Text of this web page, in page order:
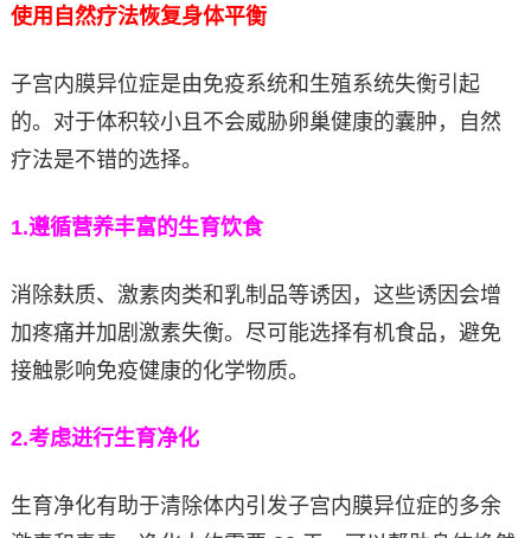
使用自然疗法恢复身体平衡
子宫内膜异位症是由免疫系统和生殖系统失衡引起
的。对于体积较小且不会威胁卵巢健康的囊肿，自然
疗法是不错的选择。
1.遵循营养丰富的生育饮食
消除麸质、激素肉类和乳制品等诱因，这些诱因会增
加疼痛并加剧激素失衡。尽可能选择有机食品，避免
接触影响免疫健康的化学物质。
2.考虑进行生育净化
生育净化有助于清除体内引发子宫内膜异位症的多余